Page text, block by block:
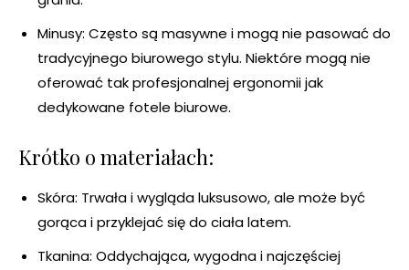
Minusy: Często są masywne i mogą nie pasować do
tradycyjnego biurowego stylu. Niektóre mogą nie
oferować tak profesjonalnej ergonomii jak
dedykowane fotele biurowe.
Krótko o materiałach:
Skóra: Trwała i wygląda luksusowo, ale może być
gorąca i przyklejać się do ciała latem.
Tkanina: Oddychająca, wygodna i najczęściej